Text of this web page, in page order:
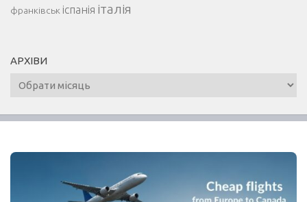
франківськ іспанія італія
АРХІВИ
Архіви